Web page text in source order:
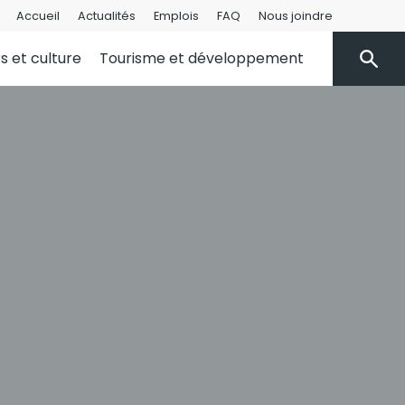
Accueil Actualités Emplois FAQ Nous joindre
et culture Tourisme et développement